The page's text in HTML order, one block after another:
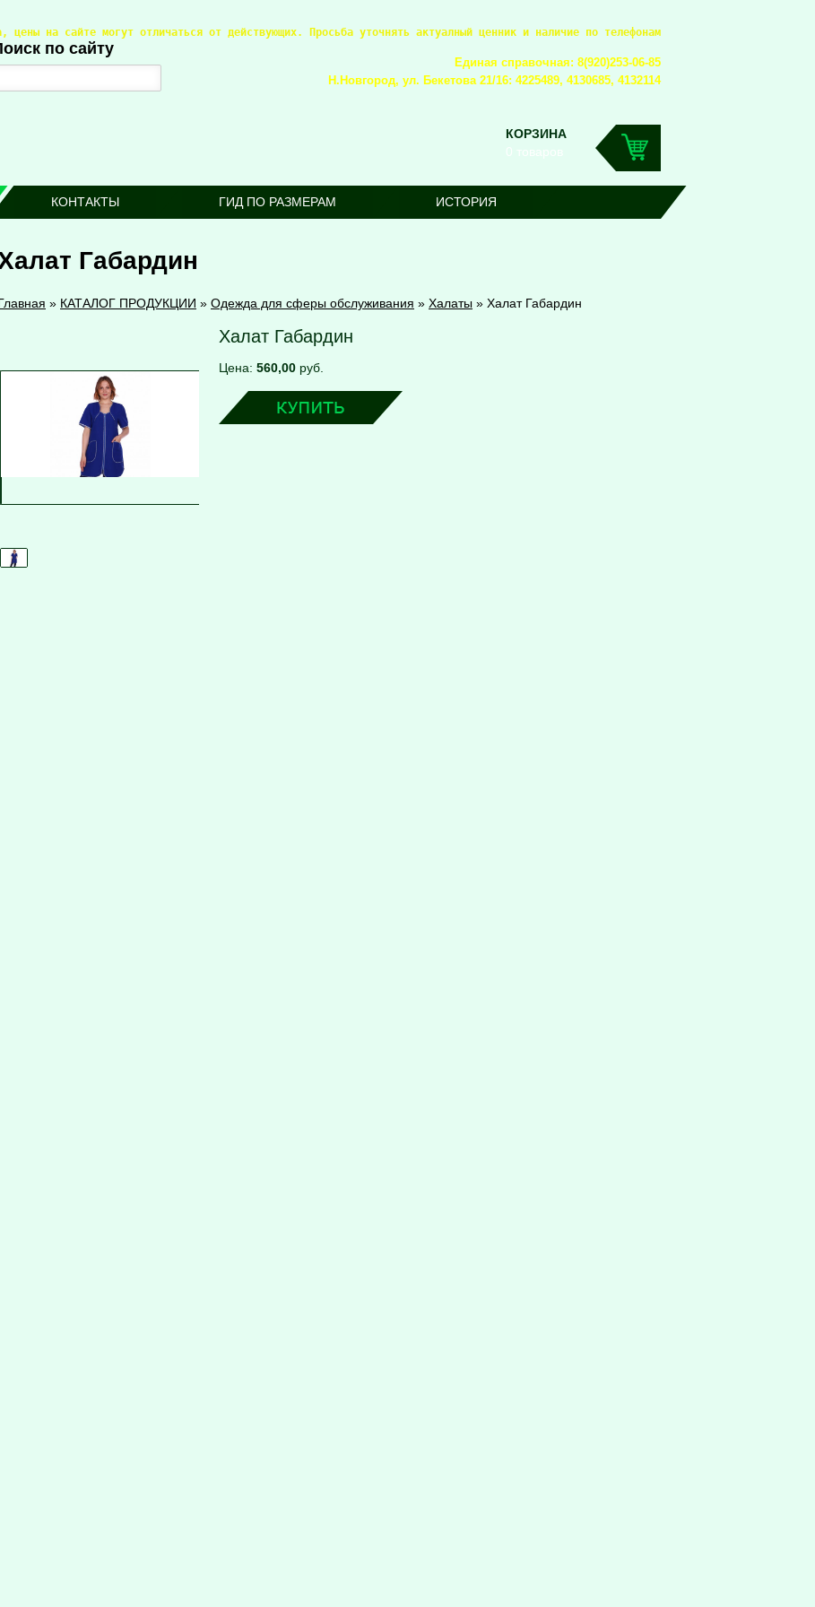
по сайту
КОРЗИНА
0 товаров
цены на сайте могут отличаться от действующих. Просьба уточнять актуалный ценник и наличие по телефонам
Единая справочная: 8(920)253-06-85
Н.Новгород, ул. Бекетова 21/16: 4225489, 4130685, 4132114
КОНТАКТЫ ГИД ПО РАЗМЕРАМ ИСТОРИЯ
Габардин
» КАТАЛОГ ПРОДУКЦИИ » Одежда для сферы обслуживания » Халаты » Халат Габардин
Халат Габардин
Цена: 560,00 руб.